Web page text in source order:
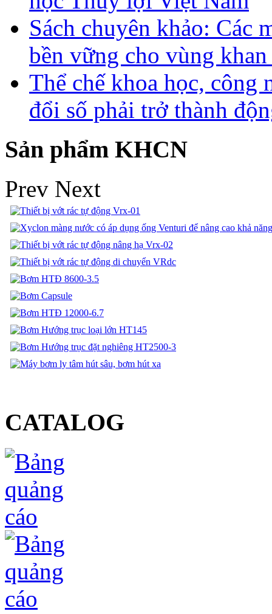
Sách chuyên khảo: Các
bền vững cho vùng
Thể chế khoa học, công
đổi số phải trở thành
Sản phẩm KHCN
Prev Next
CATALOG